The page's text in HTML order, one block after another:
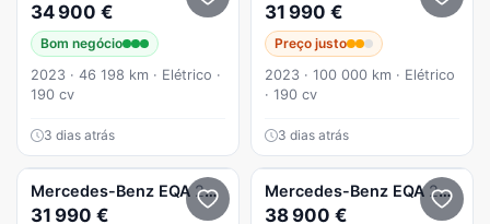
34 900 €
Bom negócio
2023 · 46 198 km · Elétrico ·
190 cv
3 dias atrás
31 990 €
Preço justo
2023 · 100 000 km · Elétrico
· 190 cv
3 dias atrás
Mercedes-Benz EQA 250+ Progressive
31 990 €
Mercedes-Benz EQA 250 AMG Line
38 900 €